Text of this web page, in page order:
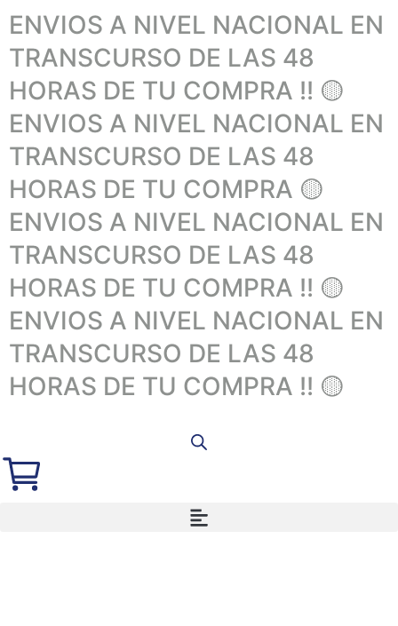
ENVIOS A NIVEL NACIONAL EN
TRANSCURSO DE LAS 48
HORAS DE TU COMPRA !! 🟡
ENVIOS A NIVEL NACIONAL EN
TRANSCURSO DE LAS 48
HORAS DE TU COMPRA 🟡
ENVIOS A NIVEL NACIONAL EN
TRANSCURSO DE LAS 48
HORAS DE TU COMPRA !! 🟡
ENVIOS A NIVEL NACIONAL EN
TRANSCURSO DE LAS 48
HORAS DE TU COMPRA !! 🟡